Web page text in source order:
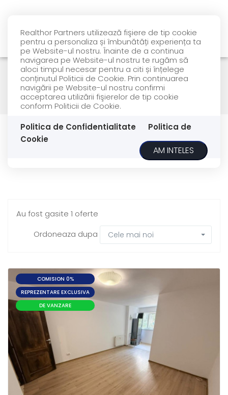
Realthor Partners utilizează fişiere de tip cookie
pentru a personaliza și îmbunătăți experiența ta
pe Website-ul nostru. Înainte de a continua
navigarea pe Website-ul nostru te rugăm să
aloci timpul necesar pentru a citi și înțelege
conținutul Politicii de Cookie. Prin continuarea
navigării pe Website-ul nostru confirmi
acceptarea utilizării fişierelor de tip cookie
conform Politicii de Cookie.
Politica de Confidentialitate
Politica de
Cookie
AM INTELES
Filtreaza
Vanzare seo.
Garsoniere de vanzare
Au fost gasite 1 oferte
Ordoneaza dupa
Cele mai noi
COMISION 0%
REPREZENTARE EXCLUSIVA
DE VANZARE